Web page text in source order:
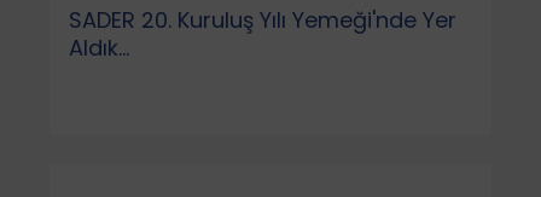
SADER 20. Kuruluş Yılı Yemeği'nde Yer
Aldık...